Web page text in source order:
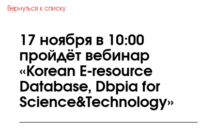
Вернуться к списку
17 ноября в 10:00
пройдёт вебинар
«Korean E-resource
Database, Dbpia for
Science&Technology»